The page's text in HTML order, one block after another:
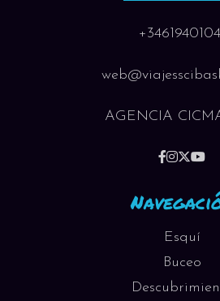
AGENCIA
Esquí
Buceo